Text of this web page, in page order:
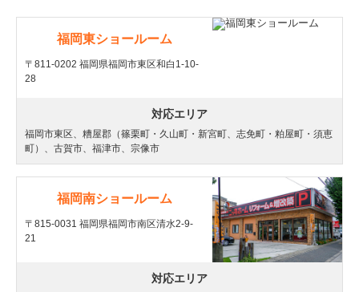
福岡東ショールーム
〒811-0202 福岡県福岡市東区和白1-10-
28
対応エリア
福岡市東区、糟屋郡（篠栗町・久山町・新宮町、志免町・粕屋町・須恵
町）、古賀市、福津市、宗像市
福岡南ショールーム
〒815-0031 福岡県福岡市南区清水2-9-
21
対応エリア